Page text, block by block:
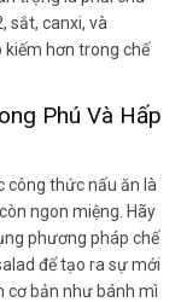
sắt, canxi, và
hơn trong chế
Phú Và Hấp
công thức nấu ăn là
ngon miệng. Hãy
phương pháp chế
để tạo ra sự mới
cơ bản như bánh mì